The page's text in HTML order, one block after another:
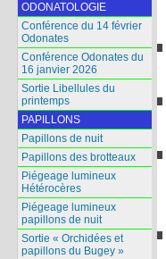
ODONATOLOGIE
Conférence du 14 février
Odonates
Conférence Odonates du
16 janvier 2026
Sortie Libellules du
printemps
PAPILLONS
Papillons de nuit
Papillons des brotteaux
Piégeage lumineux
Hétérocères
Piégeage lumineux
papillons de nuit
Sortie « Orchidées et
papillons du Bugey »